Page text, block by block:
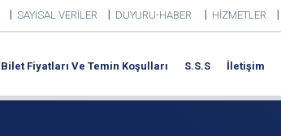
SAYISAL VERİLER DUYURU-HABER HİZMETLER
Bilet Fiyatları Ve Temin Koşulları S.S.S İletişim